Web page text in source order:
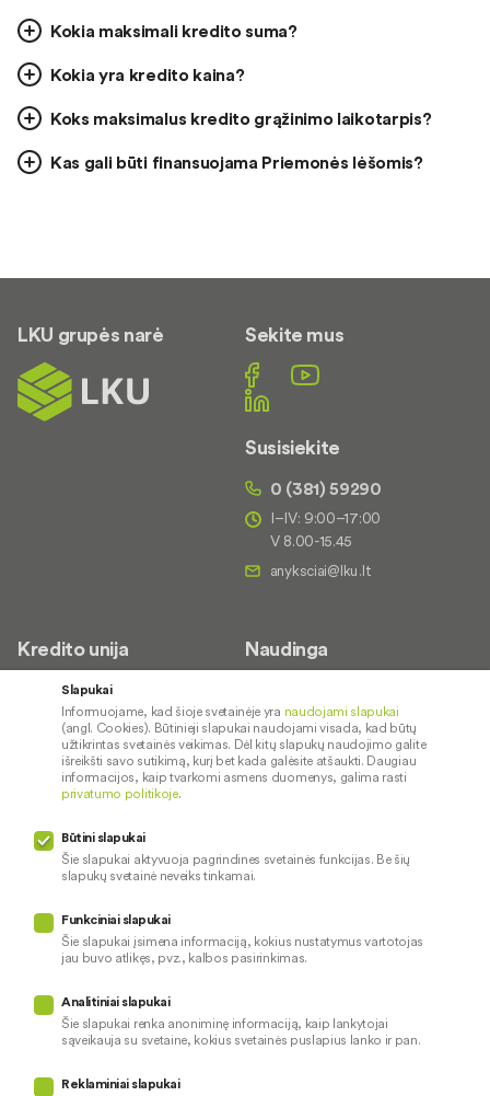
Kokia maksimali kredito suma?
Kokia yra kredito kaina?
Koks maksimalus kredito grąžinimo laikotarpis?
Kas gali būti finansuojama Priemonės lėšomis?
LKU grupės narė Sekite mus
Susisiekite
0 (381) 59290
I–IV: 9:00–17:00
V 8.00-15.45
Kredito unija
Apie mus
Kontaktai
Valdymas
Socialinė atsakomybė
Naudinga
Palūkanų normos
Paslaugų teikimo sąlygos ir
įkainiai
Pranešėjų apsauga
Privatumo politika
Naudojami slapukai
Pinigų plovimo prevencija
Skundų nagrinėjimas
Prieinamumo pareiškimas
Slapukai
Informuojame, kad šioje svetainėje yra naudojami slapukai
(angl. Cookies). Būtinieji slapukai naudojami visada, kad būtų
užtikrintas svetainės veikimas. Dėl kitų slapukų naudojimo galite
išreikšti savo sutikimą, kurį bet kada galėsite atšaukti. Daugiau
informacijos, kaip tvarkomi asmens duomenys, galima rasti
privatumo politikoje.
Būtini slapukai
Šie slapukai aktyvuoja pagrindines svetainės funkcijas. Be šių
slapukų svetainė neveiks tinkamai.
Funkciniai slapukai
Šie slapukai įsimena informaciją, kokius nustatymus vartotojas
jau buvo atlikęs, pvz., kalbos pasirinkimas.
Analitiniai slapukai
Šie slapukai renka anoniminę informaciją, kaip lankytojai
sąveikauja su svetaine, kokius svetainės puslapius lanko ir pan.
Reklaminiai slapukai